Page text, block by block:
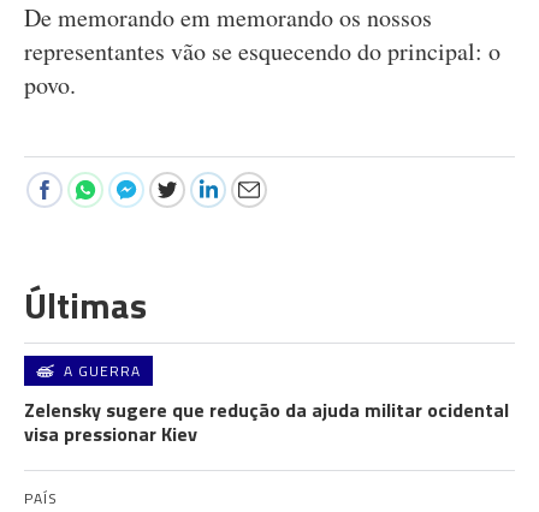
De memorando em memorando os nossos
representantes vão se esquecendo do principal: o
povo.
Últimas
A GUERRA
Zelensky sugere que redução da ajuda militar ocidental
visa pressionar Kiev
PAÍS